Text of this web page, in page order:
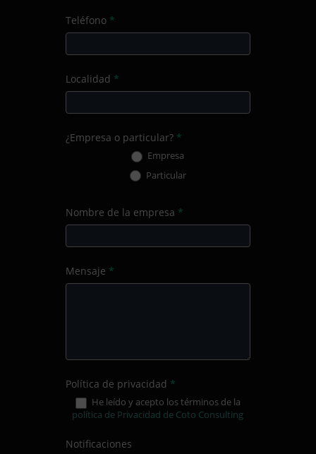
Teléfono *
Localidad *
¿Empresa o particular? *
Empresa
Particular
Nombre de la empresa *
Mensaje *
Política de privacidad *
He leído y acepto los términos de la
política de Privacidad de Coto Consulting
Notificaciones